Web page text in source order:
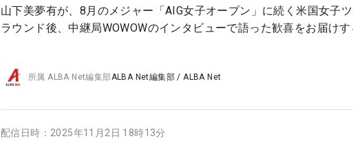
山下美夢有が、8月のメジャー「AIG女子オープン」に続く米国女子
ラウンド後、中継局WOWOWのインタビューで語った歓喜をお届けす
所属ALBA Net編集部ALBA Net編集部 /ALBA Net
配信日時： 2025年11月2日 18時13分